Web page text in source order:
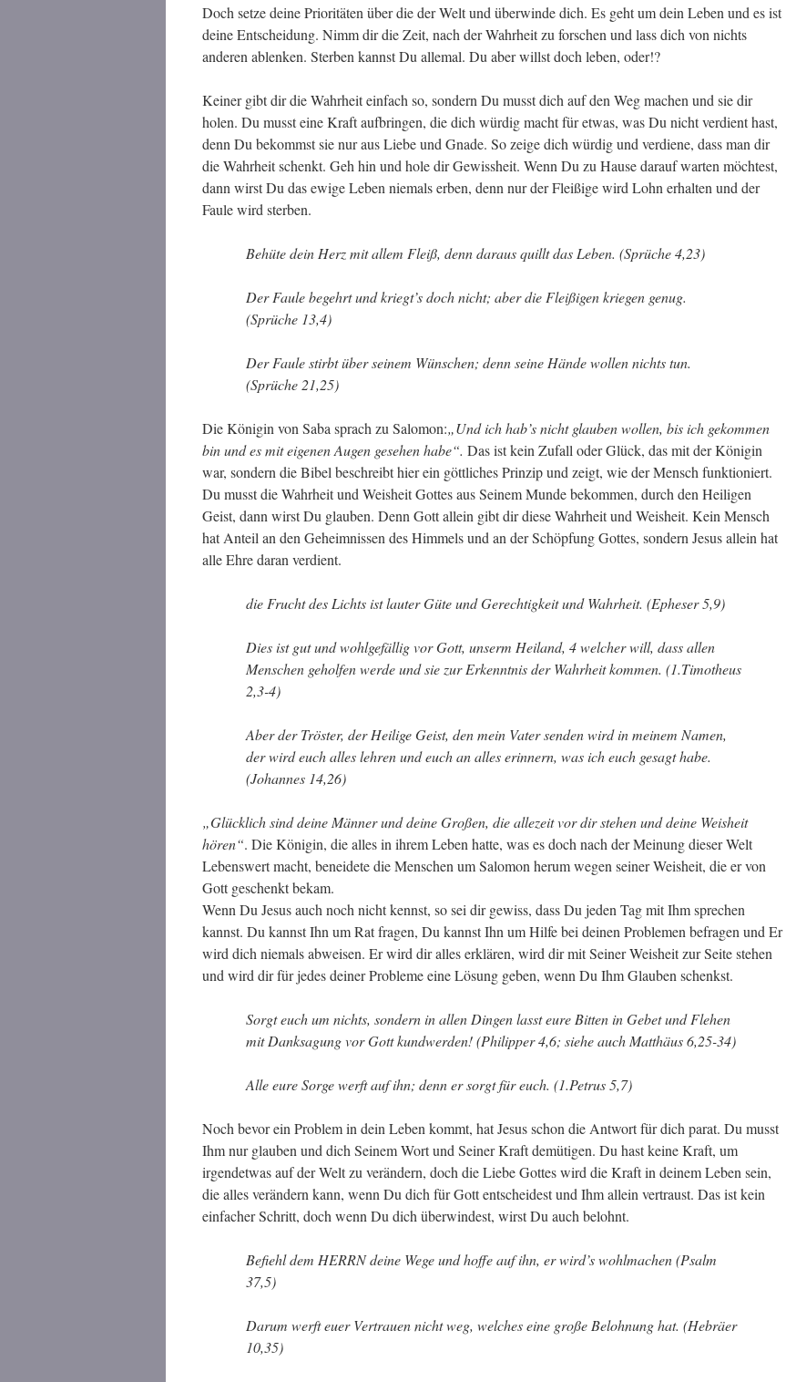
Doch setze deine Prioritäten über die der Welt und überwinde dich. Es geht um dein Leben und es ist
deine Entscheidung. Nimm dir die Zeit, nach der Wahrheit zu forschen und lass dich von nichts
anderen ablenken. Sterben kannst Du allemal. Du aber willst doch leben, oder!?
Keiner gibt dir die Wahrheit einfach so, sondern Du musst dich auf den Weg machen und sie dir
holen. Du musst eine Kraft aufbringen, die dich würdig macht für etwas, was Du nicht verdient hast,
denn Du bekommst sie nur aus Liebe und Gnade. So zeige dich würdig und verdiene, dass man dir
die Wahrheit schenkt. Geh hin und hole dir Gewissheit. Wenn Du zu Hause darauf warten möchtest,
dann wirst Du das ewige Leben niemals erben, denn nur der Fleißige wird Lohn erhalten und der
Faule wird sterben.
Behüte dein Herz mit allem Fleiß, denn daraus quillt das Leben. (Sprüche 4,23)
Der Faule begehrt und kriegt’s doch nicht; aber die Fleißigen kriegen genug.
(Sprüche 13,4)
Der Faule stirbt über seinem Wünschen; denn seine Hände wollen nichts tun.
(Sprüche 21,25)
Die Königin von Saba sprach zu Salomon:„Und ich hab’s nicht glauben wollen, bis ich gekommen
bin und es mit eigenen Augen gesehen habe“. Das ist kein Zufall oder Glück, das mit der Königin
war, sondern die Bibel beschreibt hier ein göttliches Prinzip und zeigt, wie der Mensch funktioniert.
Du musst die Wahrheit und Weisheit Gottes aus Seinem Munde bekommen, durch den Heiligen
Geist, dann wirst Du glauben. Denn Gott allein gibt dir diese Wahrheit und Weisheit. Kein Mensch
hat Anteil an den Geheimnissen des Himmels und an der Schöpfung Gottes, sondern Jesus allein hat
alle Ehre daran verdient.
die Frucht des Lichts ist lauter Güte und Gerechtigkeit und Wahrheit. (Epheser 5,9)
Dies ist gut und wohlgefällig vor Gott, unserm Heiland, 4 welcher will, dass allen
Menschen geholfen werde und sie zur Erkenntnis der Wahrheit kommen. (1.Timotheus
2,3-4)
Aber der Tröster, der Heilige Geist, den mein Vater senden wird in meinem Namen,
der wird euch alles lehren und euch an alles erinnern, was ich euch gesagt habe.
(Johannes 14,26)
„Glücklich sind deine Männer und deine Großen, die allezeit vor dir stehen und deine Weisheit
hören“. Die Königin, die alles in ihrem Leben hatte, was es doch nach der Meinung dieser Welt
Lebenswert macht, beneidete die Menschen um Salomon herum wegen seiner Weisheit, die er von
Gott geschenkt bekam.
Wenn Du Jesus auch noch nicht kennst, so sei dir gewiss, dass Du jeden Tag mit Ihm sprechen
kannst. Du kannst Ihn um Rat fragen, Du kannst Ihn um Hilfe bei deinen Problemen befragen und Er
wird dich niemals abweisen. Er wird dir alles erklären, wird dir mit Seiner Weisheit zur Seite stehen
und wird dir für jedes deiner Probleme eine Lösung geben, wenn Du Ihm Glauben schenkst.
Sorgt euch um nichts, sondern in allen Dingen lasst eure Bitten in Gebet und Flehen
mit Danksagung vor Gott kundwerden! (Philipper 4,6; siehe auch Matthäus 6,25-34)
Alle eure Sorge werft auf ihn; denn er sorgt für euch. (1.Petrus 5,7)
Noch bevor ein Problem in dein Leben kommt, hat Jesus schon die Antwort für dich parat. Du musst
Ihm nur glauben und dich Seinem Wort und Seiner Kraft demütigen. Du hast keine Kraft, um
irgendetwas auf der Welt zu verändern, doch die Liebe Gottes wird die Kraft in deinem Leben sein,
die alles verändern kann, wenn Du dich für Gott entscheidest und Ihm allein vertraust. Das ist kein
einfacher Schritt, doch wenn Du dich überwindest, wirst Du auch belohnt.
Befiehl dem HERRN deine Wege und hoffe auf ihn, er wird’s wohlmachen (Psalm
37,5)
Darum werft euer Vertrauen nicht weg, welches eine große Belohnung hat. (Hebräer
10,35)